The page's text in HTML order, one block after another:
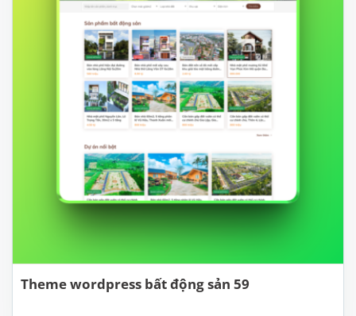
Theme wordpress bất động sản 59